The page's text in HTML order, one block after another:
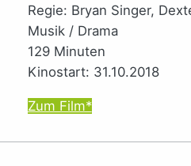
Regie: Bryan Singer,
Musik / Drama
129 Minuten
Kinostart: 31.10.2018
Zum Film*